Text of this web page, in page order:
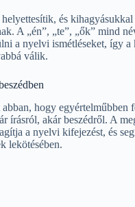
és
A „én”, „te”, „ők” mind
a nyelvi ismétléseket, így
válik.
hogy egyértelműbben
írásról, akár beszédről. A
a nyelvi kifejezést, és
lekötésében.